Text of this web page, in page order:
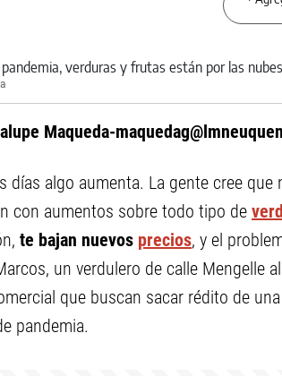
Maqueda-
días algo aumenta. La gente cree
con aumentos sobre todo tipo de
te bajan nuevos precios, y el
un verdulero de calle Mengelle
que buscan sacar rédito de
pandemia.